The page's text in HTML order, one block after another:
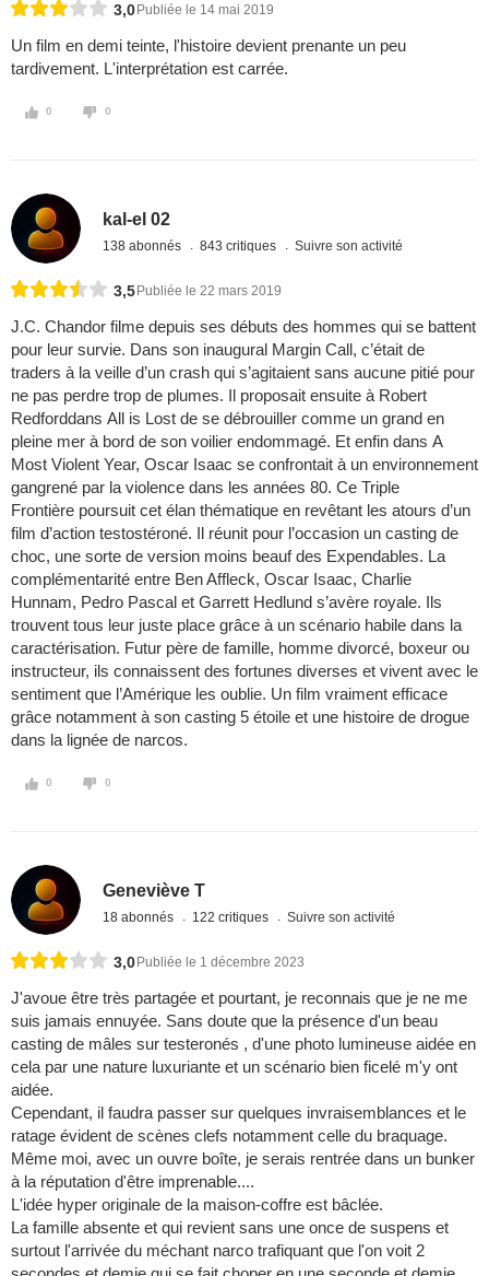
3,0 Publiée le 14 mai 2019
Un film en demi teinte, l'histoire devient prenante un peu
tardivement. L'interprétation est carrée.
0 0
kal-el 02
138 abonnés 843 critiques Suivre son activité
3,5 Publiée le 22 mars 2019
J.C. Chandor filme depuis ses débuts des hommes qui se battent
pour leur survie. Dans son inaugural Margin Call, c’était de
traders à la veille d’un crash qui s’agitaient sans aucune pitié pour
ne pas perdre trop de plumes. Il proposait ensuite à Robert
Redforddans All is Lost de se débrouiller comme un grand en
pleine mer à bord de son voilier endommagé. Et enfin dans A
Most Violent Year, Oscar Isaac se confrontait à un environnement
gangrené par la violence dans les années 80. Ce Triple
Frontière poursuit cet élan thématique en revêtant les atours d’un
film d’action testostéroné. Il réunit pour l’occasion un casting de
choc, une sorte de version moins beauf des Expendables. La
complémentarité entre Ben Affleck, Oscar Isaac, Charlie
Hunnam, Pedro Pascal et Garrett Hedlund s’avère royale. Ils
trouvent tous leur juste place grâce à un scénario habile dans la
caractérisation. Futur père de famille, homme divorcé, boxeur ou
instructeur, ils connaissent des fortunes diverses et vivent avec le
sentiment que l’Amérique les oublie. Un film vraiment efficace
grâce notamment à son casting 5 étoile et une histoire de drogue
dans la lignée de narcos.
0 0
Geneviève T
18 abonnés 122 critiques Suivre son activité
3,0 Publiée le 1 décembre 2023
J'avoue être très partagée et pourtant, je reconnais que je ne me
suis jamais ennuyée. Sans doute que la présence d'un beau
casting de mâles sur testeronés , d'une photo lumineuse aidée en
cela par une nature luxuriante et un scénario bien ficelé m'y ont
aidée.
Cependant, il faudra passer sur quelques invraisemblances et le
ratage évident de scènes clefs notamment celle du braquage.
Même moi, avec un ouvre boîte, je serais rentrée dans un bunker
à la réputation d'être imprenable....
L'idée hyper originale de la maison-coffre est bâclée.
La famille absente et qui revient sans une once de suspens et
surtout l'arrivée du méchant narco trafiquant que l'on voit 2